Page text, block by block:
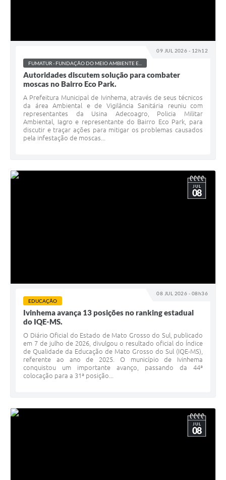
09 JUL 2026 - 12h12
FUMATUR - FUNDAÇÃO DO MEIO AMBIENTE E...
Autoridades discutem solução para combater
moscas no Bairro Eco Park.
A Prefeitura Municipal de Ivinhema, através de seus técnicos
da área Ambiental e de Vigilância Sanitária reuniu com
representantes da Usina Adecoagro, Policia Militar
Ambiental, Iagro e representante do Bairro Eco Park, para
discutir e traçar ações para mitigar os problemas causados
pela infestação de moscas...
08 JUL 2026 - 08h36
JUL
08
EDUCAÇÃO
Ivinhema avança 13 posições no ranking estadual
do IQE-MS.
O Diário Oficial do Estado de Mato Grosso do Sul, publicado
em 7 de julho de 2026, divulgou o resultado oficial do Índice
de Qualidade da Educação de Mato Grosso do Sul (IQE-MS),
referente ao ano de 2025. O município de Ivinhema
conquistou um importante avanço, passando da 44ª
colocação para a 31ª posição...
JUL
08